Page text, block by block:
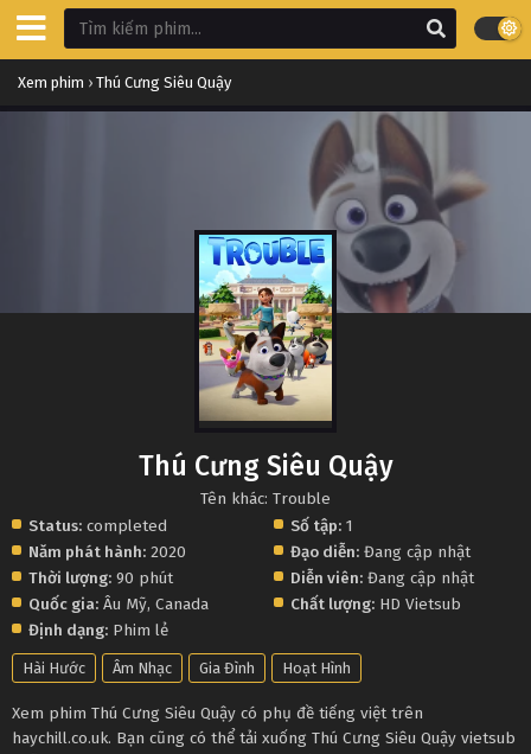
Xem phim › Thú Cưng Siêu Quậy
Thú Cưng Siêu Quậy
Tên khác: Trouble
Status: completed
Năm phát hành: 2020
Thời lượng: 90 phút
Quốc gia: Âu Mỹ, Canada
Định dạng: Phim lẻ
Số tập: 1
Đạo diễn: Đang cập nhật
Diễn viên: Đang cập nhật
Chất lượng: HD Vietsub
Hài Hước Âm Nhạc Gia Đình Hoạt Hình
Xem phim Thú Cưng Siêu Quậy có phụ đề tiếng việt trên
haychill.co.uk. Bạn cũng có thể tải xuống Thú Cưng Siêu Quậy vietsub